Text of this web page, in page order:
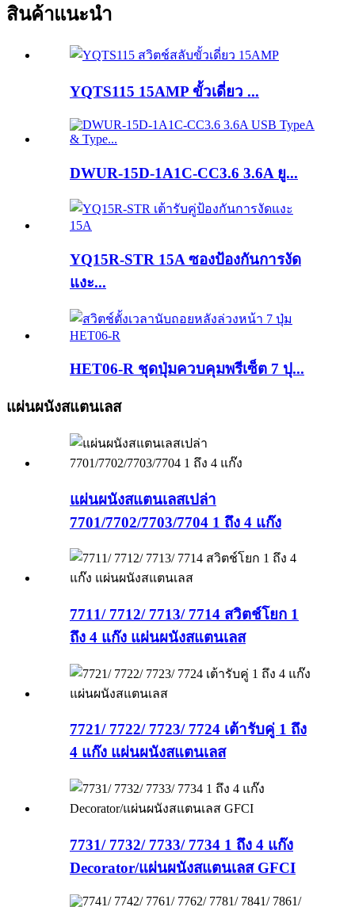
สินค้าแนะนำ
YQTS115 15AMP ขั้วเดี่ยว ...
DWUR-15D-1A1C-CC3.6 3.6A ยู...
YQ15R-STR 15A ซองป้องกันการงัด
แงะ...
HET06-R ชุดปุ่มควบคุมพรีเซ็ต 7 ปุ...
แผ่นผนังสแตนเลส
แผ่นผนังสแตนเลสเปล่า
7701/7702/7703/7704 1 ถึง 4 แก๊ง
7711/ 7712/ 7713/ 7714 สวิตช์โยก 1
ถึง 4 แก๊ง แผ่นผนังสแตนเลส
7721/ 7722/ 7723/ 7724 เต้ารับคู่ 1 ถึง
4 แก๊ง แผ่นผนังสแตนเลส
7731/ 7732/ 7733/ 7734 1 ถึง 4 แก๊ง
Decorator/แผ่นผนังสแตนเลส GFCI